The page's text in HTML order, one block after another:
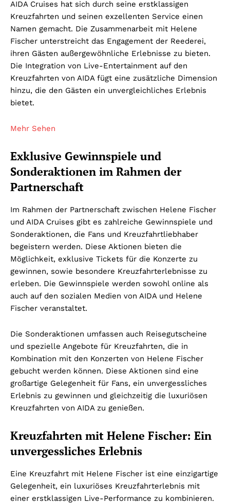
AIDA Cruises hat sich durch seine erstklassigen
Kreuzfahrten und seinen exzellenten Service einen
Namen gemacht. Die Zusammenarbeit mit Helene
Fischer unterstreicht das Engagement der Reederei,
ihren Gästen außergewöhnliche Erlebnisse zu bieten.
Die Integration von Live-Entertainment auf den
Kreuzfahrten von AIDA fügt eine zusätzliche Dimension
hinzu, die den Gästen ein unvergleichliches Erlebnis
bietet.
Mehr Sehen
Exklusive Gewinnspiele und
Sonderaktionen im Rahmen der
Partnerschaft
Im Rahmen der Partnerschaft zwischen Helene Fischer
und AIDA Cruises gibt es zahlreiche Gewinnspiele und
Sonderaktionen, die Fans und Kreuzfahrtliebhaber
begeistern werden. Diese Aktionen bieten die
Möglichkeit, exklusive Tickets für die Konzerte zu
gewinnen, sowie besondere Kreuzfahrterlebnisse zu
erleben. Die Gewinnspiele werden sowohl online als
auch auf den sozialen Medien von AIDA und Helene
Fischer veranstaltet.
Die Sonderaktionen umfassen auch Reisegutscheine
und spezielle Angebote für Kreuzfahrten, die in
Kombination mit den Konzerten von Helene Fischer
gebucht werden können. Diese Aktionen sind eine
großartige Gelegenheit für Fans, ein unvergessliches
Erlebnis zu gewinnen und gleichzeitig die luxuriösen
Kreuzfahrten von AIDA zu genießen.
Kreuzfahrten mit Helene Fischer: Ein
unvergessliches Erlebnis
Eine Kreuzfahrt mit Helene Fischer ist eine einzigartige
Gelegenheit, ein luxuriöses Kreuzfahrterlebnis mit
einer erstklassigen Live-Performance zu kombinieren.